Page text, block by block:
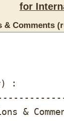
for
& Comments